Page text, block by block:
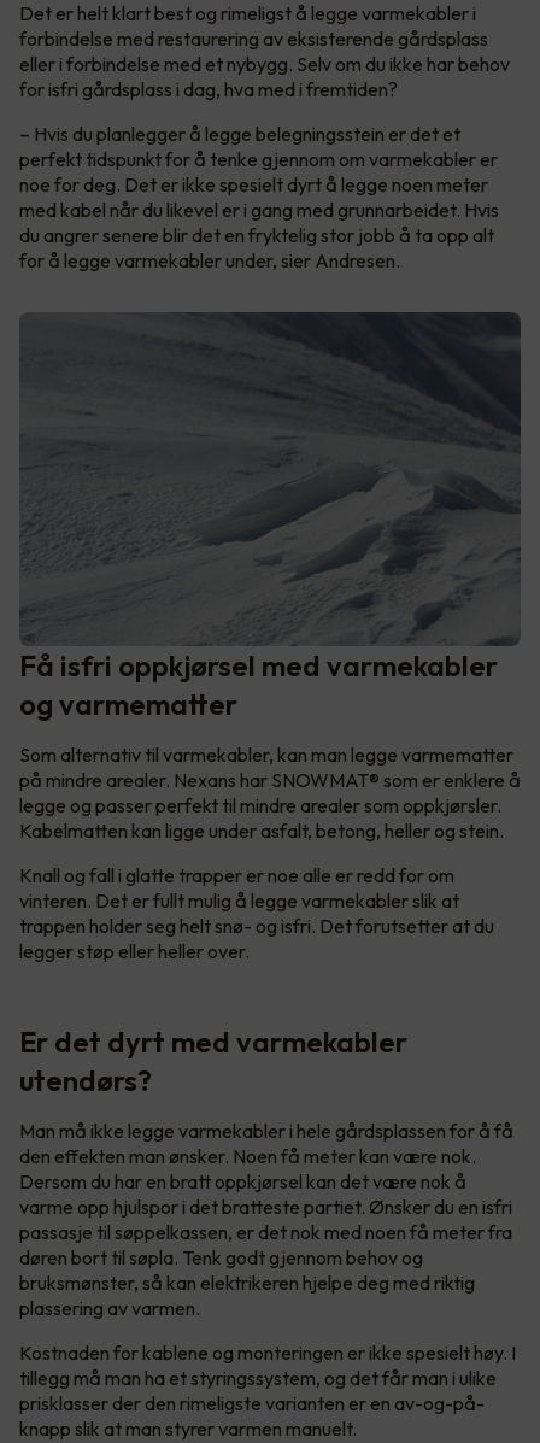
Det er helt klart best og rimeligst å legge varmekabler i
forbindelse med restaurering av eksisterende gårdsplass
eller i forbindelse med et nybygg. Selv om du ikke har behov
for isfri gårdsplass i dag, hva med i fremtiden?
– Hvis du planlegger å legge belegningsstein er det et
perfekt tidspunkt for å tenke gjennom om varmekabler er
noe for deg. Det er ikke spesielt dyrt å legge noen meter
med kabel når du likevel er i gang med grunnarbeidet. Hvis
du angrer senere blir det en fryktelig stor jobb å ta opp alt
for å legge varmekabler under, sier Andresen.
Få isfri oppkjørsel med varmekabler
og varmematter
Som alternativ til varmekabler, kan man legge varmematter
på mindre arealer. Nexans har SNOWMAT® som er enklere å
legge og passer perfekt til mindre arealer som oppkjørsler.
Kabelmatten kan ligge under asfalt, betong, heller og stein.
Knall og fall i glatte trapper er noe alle er redd for om
vinteren. Det er fullt mulig å legge varmekabler slik at
trappen holder seg helt snø- og isfri. Det forutsetter at du
legger støp eller heller over.
Er det dyrt med varmekabler
utendørs?
Man må ikke legge varmekabler i hele gårdsplassen for å få
den effekten man ønsker. Noen få meter kan være nok.
Dersom du har en bratt oppkjørsel kan det være nok å
varme opp hjulspor i det bratteste partiet. Ønsker du en isfri
passasje til søppelkassen, er det nok med noen få meter fra
døren bort til søpla. Tenk godt gjennom behov og
bruksmønster, så kan elektrikeren hjelpe deg med riktig
plassering av varmen.
Kostnaden for kablene og monteringen er ikke spesielt høy. I
tillegg må man ha et styringssystem, og det får man i ulike
prisklasser der den rimeligste varianten er en av-og-på-
knapp slik at man styrer varmen manuelt.